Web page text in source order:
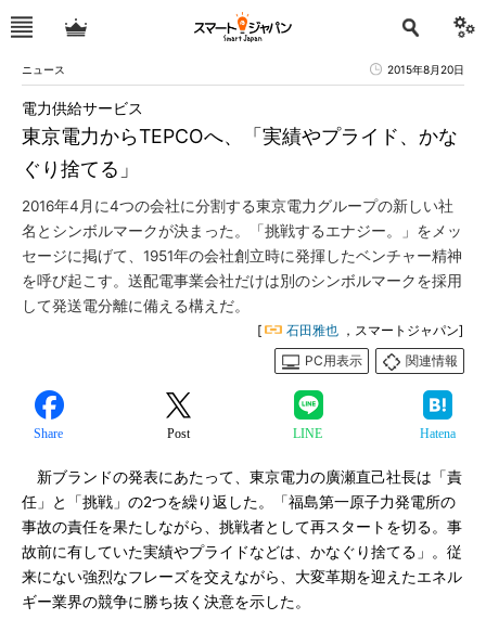
ニュース 2015年8月20日
東京電力からTEPCOへ、「実績やプライド、かな
ぐり捨てる」
電力供給サービス
2016年4月に4つの会社に分割する東京電力グループの新しい社
名とシンボルマークが決まった。「挑戦するエナジー。」をメッ
セージに掲げて、1951年の会社創立時に発揮したベンチャー精神
を呼び起こす。送配電事業会社だけは別のシンボルマークを採用
して発送電分離に備える構えだ。
[ 石田雅也 ，スマートジャパン]
PC用表示
関連情報
Share Post LINE Hatena
新ブランドの発表にあたって、東京電力の廣瀬直己社長は「責
任」と「挑戦」の2つを繰り返した。「福島第一原子力発電所の
事故の責任を果たしながら、挑戦者として再スタートを切る。事
故前に有していた実績やプライドなどは、かなぐり捨てる」。従
来にない強烈なフレーズを交えながら、大変革期を迎えたエネル
ギー業界の競争に勝ち抜く決意を示した。